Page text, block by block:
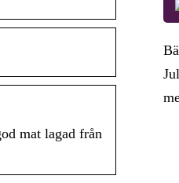
mat lagad från